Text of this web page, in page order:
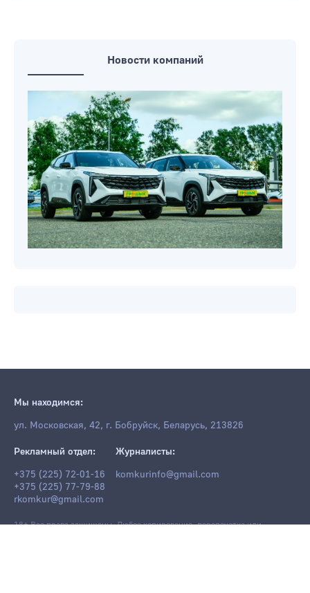
Новости компаний
Мы находимся:
ул. Московская, 42, г. Бобруйск, Беларусь, 213826
Рекламный отдел:
+375 (225) 72-01-16
+375 (225) 77-79-88
rkomkur@gmail.com
Журналисты:
komkurinfo@gmail.com
18+ Все права защищены. Любое копирование, перепечатка или